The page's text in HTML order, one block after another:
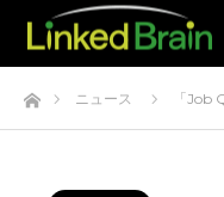
ホームニュース 「Job